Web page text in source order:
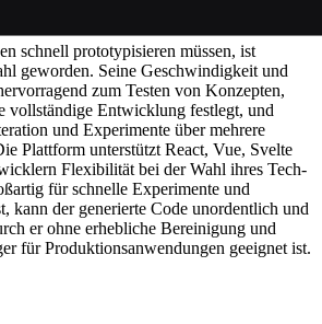
schnell prototypisieren müssen, ist
geworden. Seine Geschwindigkeit und
zum Testen von Konzepten,
vollständige Entwicklung festlegt, und
und Experimente über mehrere
Plattform unterstützt React, Vue, Svelte
Flexibilität bei der Wahl ihres Tech-
für schnelle Experimente und
kann der generierte Code unordentlich und
er ohne erhebliche Bereinigung und
für Produktionsanwendungen geeignet ist.